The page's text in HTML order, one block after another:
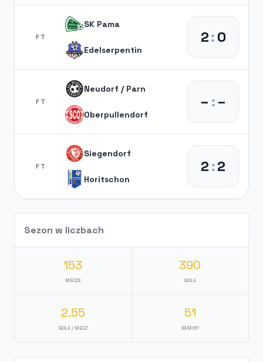
FT
SK Pama
Edelserpentin
2:0
FT
Neudorf / Parn
Oberpullendorf
– :–
FT
Siegendorf
Horitschon
2:2
Sezon w liczbach
153
MECZE
390
GOLE
2.55
GOLE / MECZ
51
REMISY